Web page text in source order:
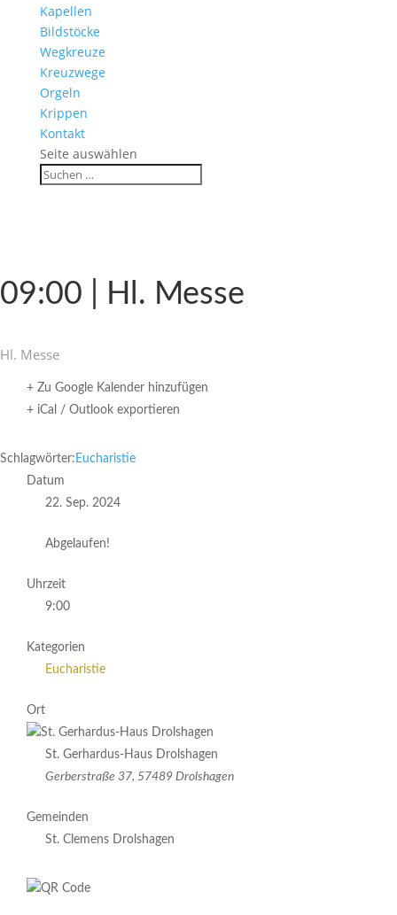
Kapellen
Bild­stöcke
Wegkreuze
Kreuz­wege
Orgeln
Krippen
Kontakt
Seite auswählen
09:00 | Hl. Messe
Hl. Messe
+ Zu Google Kalender hinzufügen
+ iCal / Outlook exportieren
Schlagwörter: Eucharistie
Datum
22. Sep. 2024
Abgelaufen!
Uhrzeit
9:00
Kategorien
Eucharistie
Ort
St. Gerhardus-Haus Drolshagen
Gerberstraße 37, 57489 Drolshagen
Gemeinden
St. Clemens Drolshagen